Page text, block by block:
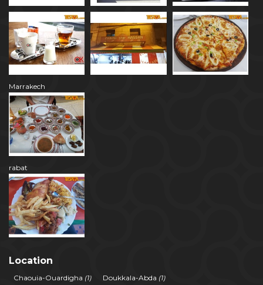
Marrakech
rabat
Location
Chaouia-Ouardigha (1) Doukkala-Abda (1)